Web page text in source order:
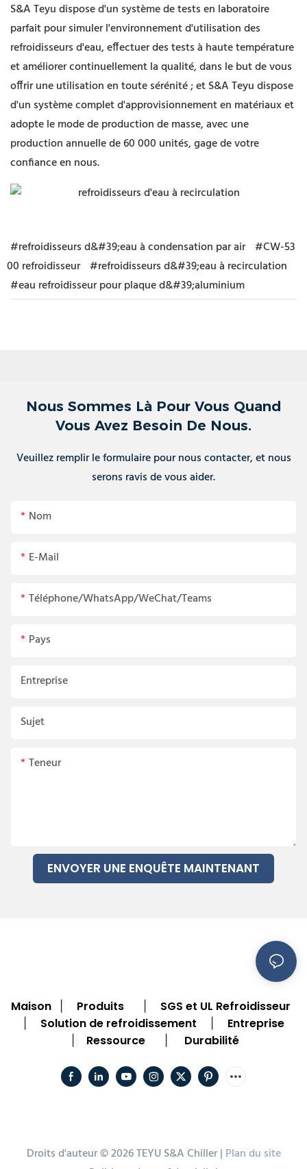
S&A Teyu dispose d'un système de tests en laboratoire
parfait pour simuler l'environnement d'utilisation des
refroidisseurs d'eau, effectuer des tests à haute température
et améliorer continuellement la qualité, dans le but de vous
offrir une utilisation en toute sérénité ; et S&A Teyu dispose
d'un système complet d'approvisionnement en matériaux et
adopte le mode de production de masse, avec une
production annuelle de 60 000 unités, gage de votre
confiance en nous.
#refroidisseurs d&#39;eau à condensation par air #CW-53
00 refroidisseur #refroidisseurs d&#39;eau à recirculation
#eau refroidisseur pour plaque d&#39;aluminium
Nous Sommes Là Pour Vous Quand
Vous Avez Besoin De Nous.
Veuillez remplir le formulaire pour nous contacter, et nous
serons ravis de vous aider.
Nom
E-Mail
Téléphone/WhatsApp/WeChat/Teams
Pays
Entreprise
Sujet
Teneur
ENVOYER UNE ENQUÊTE MAINTENANT
Maison Produits SGS et UL Refroidisseur
Solution de refroidissement Entreprise
Ressource Durabilité
Droits d'auteur © 2026 TEYU S&A Chiller | Plan du site